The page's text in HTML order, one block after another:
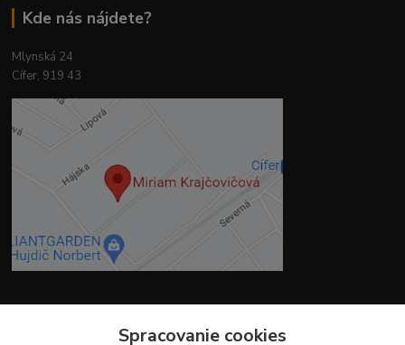
Kde nás nájdete?
Mlynská 24
Cífer, 919 43
Spracovanie cookies